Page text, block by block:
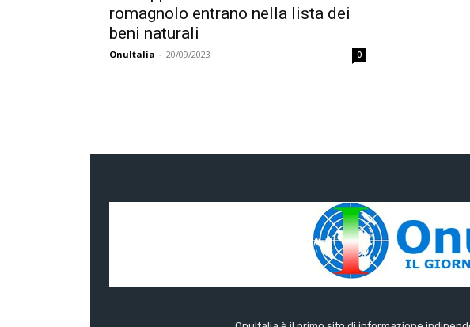
romagnolo entrano nella lista dei
beni naturali
OnuItalia - 20/09/2023 0